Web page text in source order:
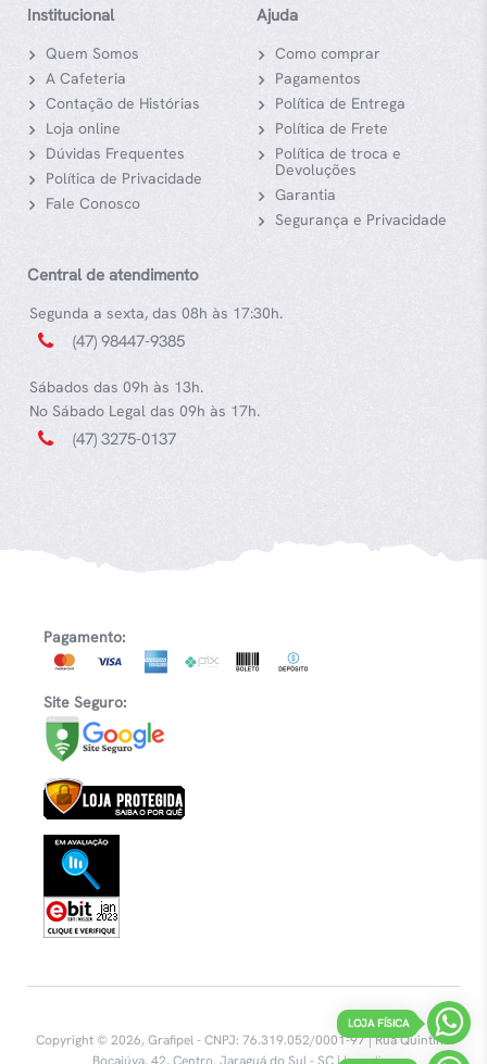
Institucional
Quem Somos
A Cafeteria
Contação de Histórias
Loja online
Dúvidas Frequentes
Política de Privacidade
Fale Conosco
Ajuda
Como comprar
Pagamentos
Política de Entrega
Política de Frete
Política de troca e
Devoluções
Garantia
Segurança e Privacidade
Central de atendimento
Segunda a sexta, das 08h às 17:30h.
(47) 98447-9385
Sábados das 09h às 13h.
No Sábado Legal das 09h às 17h.
(47) 3275-0137
Pagamento:
Site Seguro:
Copyright © 2026, Grafipel - CNPJ: 76.319.052/0001-97 | Rua Quintino
Bocaiúva, 42, Centro. Jaraguá do Sul - SC |Inovalize
LOJA FÍSICA